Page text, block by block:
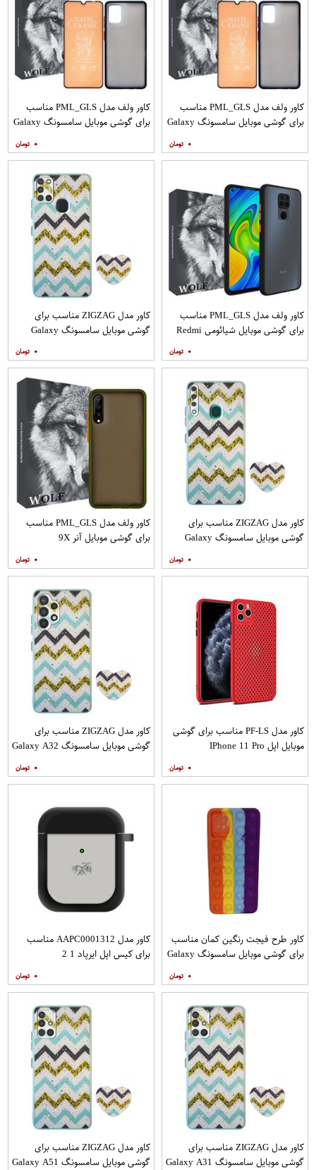
کاور ولف مدل PML_GLS مناسب
برای گوشی موبایل سامسونگ Galaxy
۰
کاور ولف مدل PML_GLS مناسب
برای گوشی موبایل سامسونگ Galaxy
مات
۰
کاور ولف مدل PML_GLS مناسب
برای گوشی موبایل شیائومی Redmi
۰
کاور مدل ZIGZAG مناسب برای
گوشی موبایل سامسونگ Galaxy
۰
کاور مدل ZIGZAG مناسب برای
گوشی موبایل سامسونگ Galaxy
۰
کاور ولف مدل PML_GLS مناسب
برای گوشی موبایل آنر 9X
۰
کاور مدل PF-LS مناسب برای گوشی
موبایل اپل IPhone 11 Pro
۰
کاور مدل ZIGZAG مناسب برای
گوشی موبایل سامسونگ Galaxy A32
۰
کاور طرح فیجت رنگین کمان مناسب
برای گوشی موبایل سامسونگ Galaxy
۰
کاور مدل AAPC0001312 مناسب
برای کیس اپل ایرپاد 1 2
۰
کاور مدل ZIGZAG مناسب برای
گوشی موبایل سامسونگ Galaxy A31
کاور مدل ZIGZAG مناسب برای
گوشی موبایل سامسونگ Galaxy A51